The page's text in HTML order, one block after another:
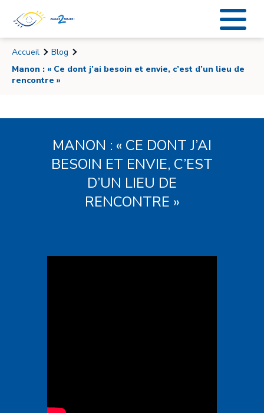
Accueil
Blog
Manon : « Ce dont j’ai besoin et envie, c’est d’un lieu de
rencontre »
MANON : « CE DONT J’AI
BESOIN ET ENVIE, C’EST
D’UN LIEU DE
RENCONTRE »